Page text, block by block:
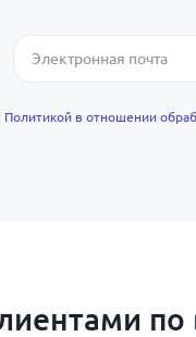
Политикой в отношении